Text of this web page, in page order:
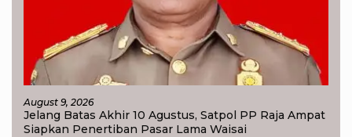
August 9, 2026
Jelang Batas Akhir 10 Agustus, Satpol PP Raja Ampat
Siapkan Penertiban Pasar Lama Waisai